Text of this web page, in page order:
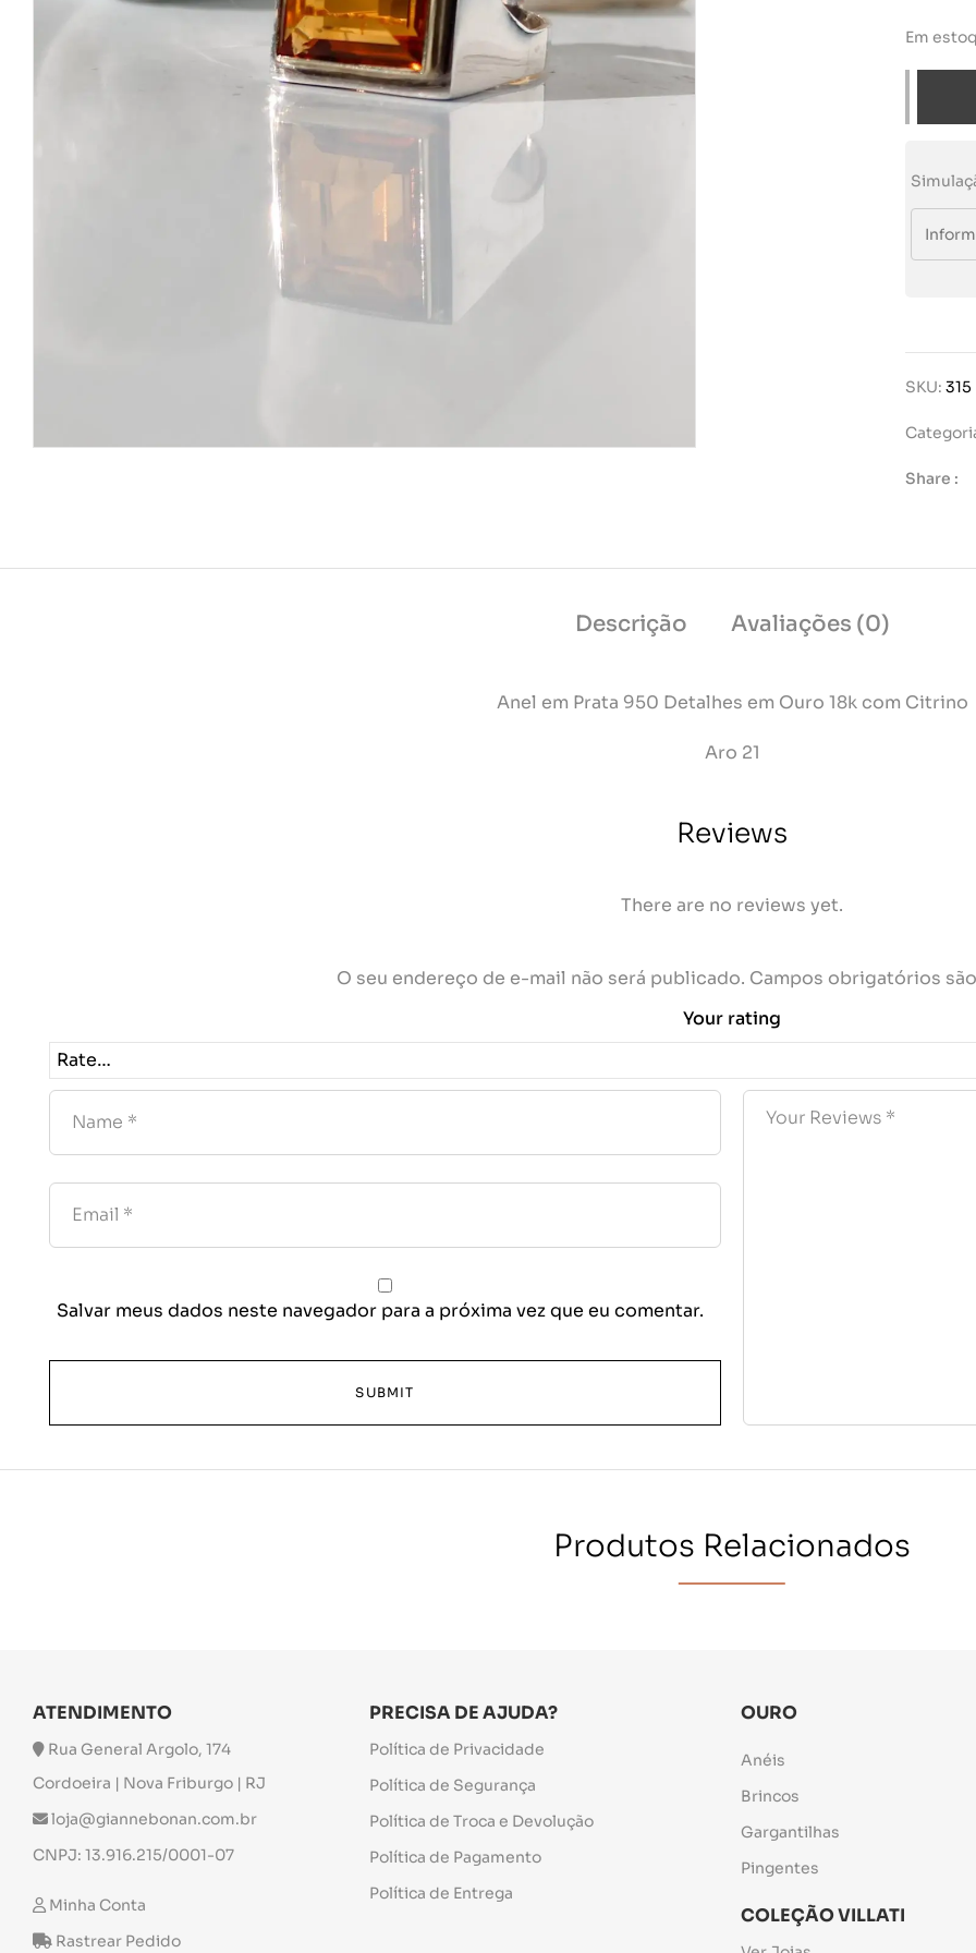
Em
SKU:315
Share :
Descrição Avaliações (0)
Anel em Prata 950 Detalhes em Ouro 18k com Citrino
Aro 21
Reviews
There are no reviews yet.
O seu endereço de e-mail não será publicado. Campos obrigatórios
Your rating
Salvar meus dados neste navegador para a próxima vez que eu comentar.
Produtos Relacionados
ATENDIMENTO
Rua General Argolo, 174
Cordoeira | Nova Friburgo | RJ
loja@giannebonan.com.br
CNPJ: 13.916.215/0001-07
Minha Conta
Rastrear Pedido
PRECISA DE AJUDA?
Política de Privacidade
Política de Segurança
Política de Troca e Devolução
Política de Pagamento
Política de Entrega
OURO
Anéis
Brincos
Gargantilhas
Pingentes
COLEÇÃO VILLATI